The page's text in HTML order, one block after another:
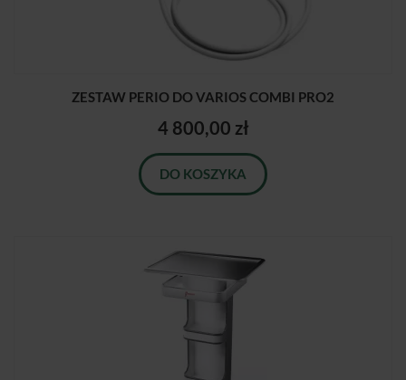
ZESTAW PERIO DO VARIOS COMBI PRO2
4 800,00 zł
DO KOSZYKA